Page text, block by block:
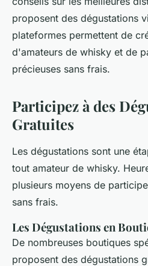
proposent des dégustations
plateformes permettent de
d'amateurs de whisky et de
précieuses sans frais.
Participez à des
Gratuites
Les dégustations sont une
tout amateur de whisky.
plusieurs moyens de
sans frais.
Les Dégustations en
De nombreuses boutiques
proposent des dégustations